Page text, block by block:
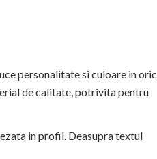
personalitate si culoare in
de calitate, potrivita pentru
in profil. Deasupra textul